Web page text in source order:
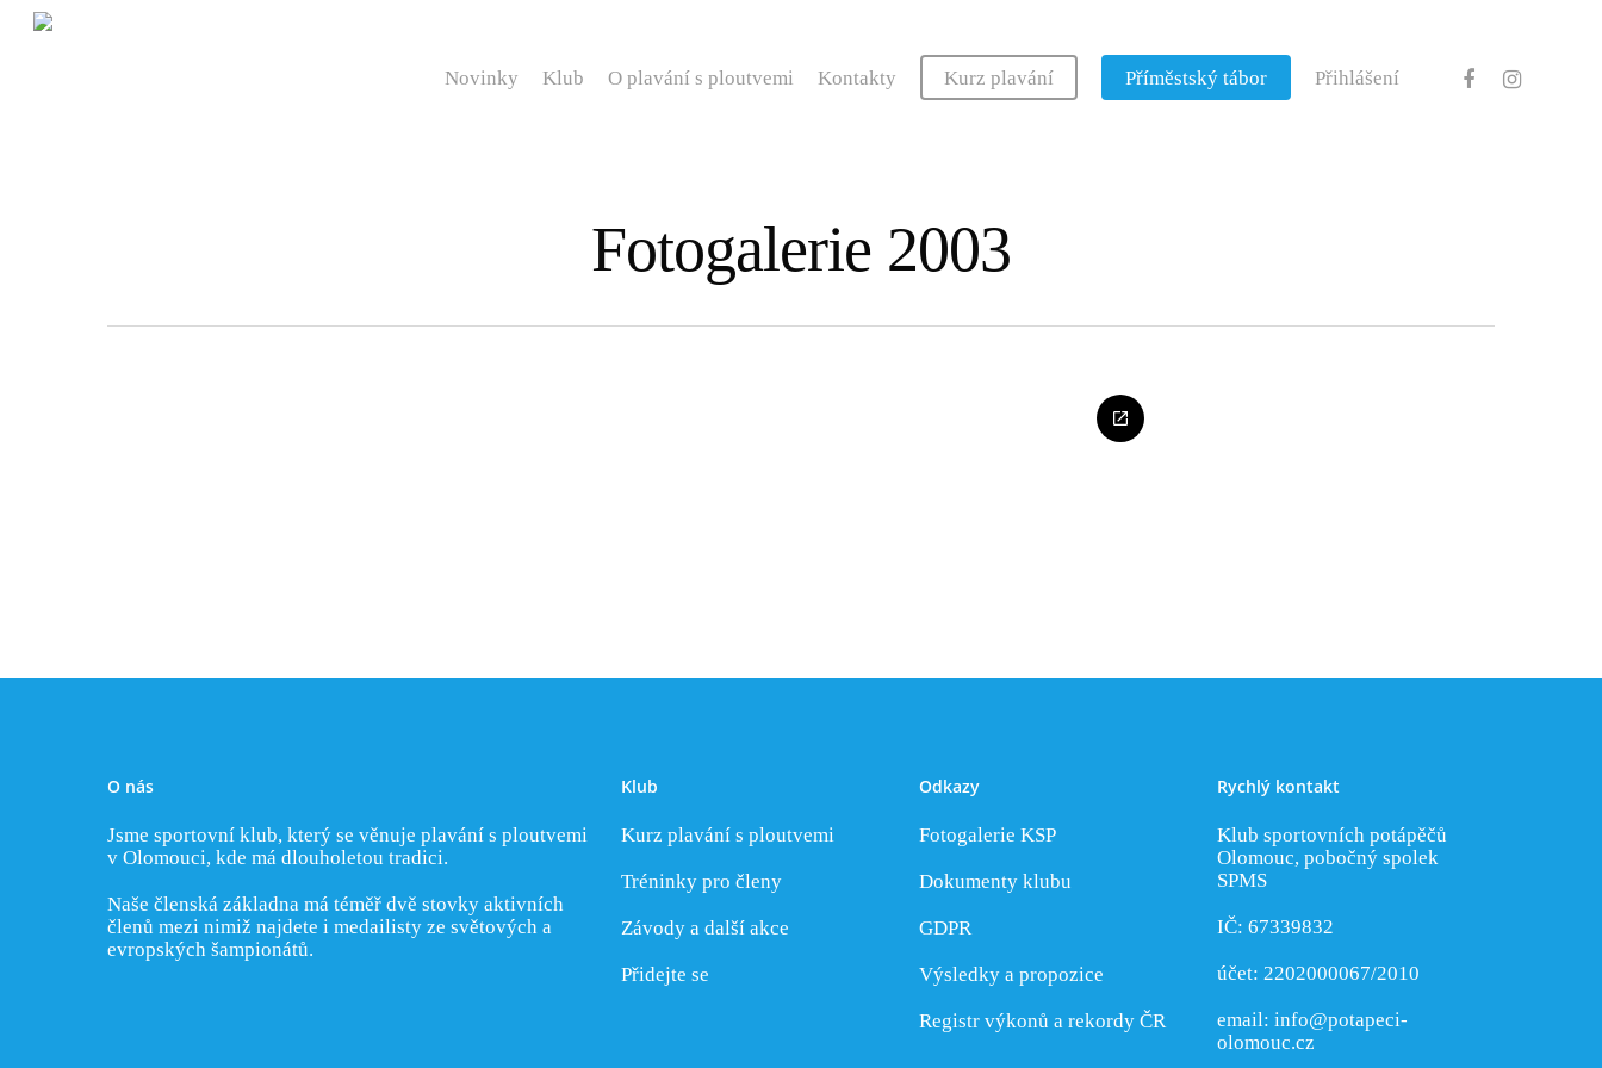
Novinky Klub O plavání s ploutvemi Kontakty Kurz plavání Příměstský tábor Přihlášení
Fotogalerie 2003
O nás
Jsme sportovní klub, který se věnuje plavání s ploutvemi
v Olomouci, kde má dlouholetou tradici.
Naše členská základna má téměř dvě stovky aktivních
členů mezi nimiž najdete i medailisty ze světových a
evropských šampionátů.
Klub
Kurz plavání s ploutvemi
Tréninky pro členy
Závody a další akce
Přidejte se
Odkazy
Fotogalerie KSP
Dokumenty klubu
GDPR
Výsledky a propozice
Registr výkonů a rekordy ČR
Rychlý kontakt
Klub sportovních potápěčů
Olomouc, pobočný spolek
SPMS
IČ: 67339832
účet: 2202000067/2010
email:info@potapeci-
olomouc.cz